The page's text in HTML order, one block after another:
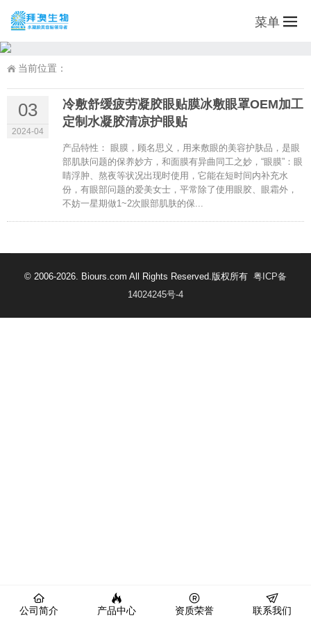
菜单
当前位置：
03
2024-04
冷敷舒缓疲劳凝胶眼贴膜冰敷眼罩OEM加工
定制水凝胶清凉护眼贴
产品特性： 眼膜，顾名思义，用来敷眼的美容护肤品，是眼
部肌肤问题的保养妙方，和面膜有异曲同工之妙，“眼膜”：眼
睛浮肿、熬夜等状况出现时使用，它能在短时间内补充水
份，有眼部问题的爱美女士，平常除了使用眼胶、眼霜外，
不妨一星期做1~2次眼部肌肤的保...
© 2006-2026. Biours.com All Rights Reserved.版权所有 粤ICP备
14024245号-4
公司简介 产品中心 资质荣誉 联系我们